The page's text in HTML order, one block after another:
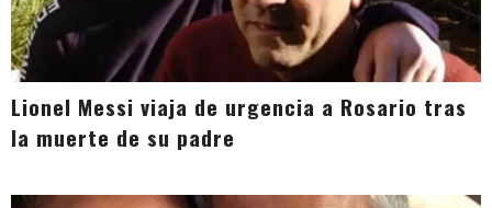
Lionel Messi viaja de urgencia a Rosario tras
la muerte de su padre